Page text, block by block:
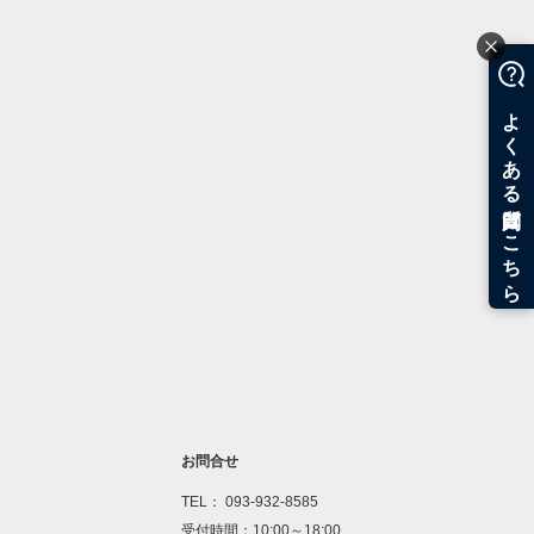
お問合せ
TEL： 093-932-8585
受付時間：10:00～18:00